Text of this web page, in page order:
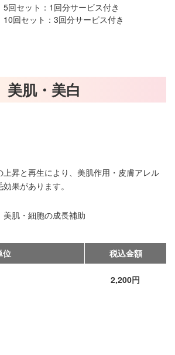
5回セット：1回分サービス付き
10回セット：3回分サービス付き
美肌・美白
上昇と再生により、美肌作用・皮膚アレル
果があります。
美肌・細胞の成長補助
位
税込金額
2,200円